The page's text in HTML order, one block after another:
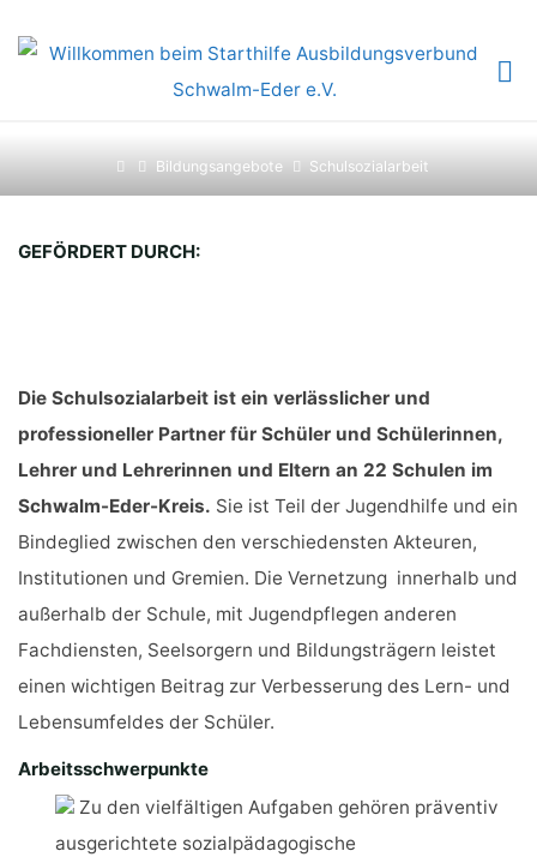
SCHULSOZIALARBEIT
HomeBildungsangebote Schulsozialarbeit
GEFÖRDERT DURCH:
Die Schulsozialarbeit ist ein verlässlicher und
professioneller Partner für Schüler und Schülerinnen,
Lehrer und Lehrerinnen und Eltern an 22 Schulen im
Schwalm-Eder-Kreis. Sie ist Teil der Jugendhilfe und ein
Bindeglied zwischen den verschiedensten Akteuren,
Institutionen und Gremien. Die Vernetzung innerhalb und
außerhalb der Schule, mit Jugendpflegen anderen
Fachdiensten, Seelsorgern und Bildungsträgern leistet
einen wichtigen Beitrag zur Verbesserung des Lern- und
Lebensumfeldes der Schüler.
Arbeitsschwerpunkte
Zu den vielfältigen Aufgaben gehören präventiv
ausgerichtete sozialpädagogische